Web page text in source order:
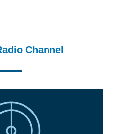
Sevaya
FM
Channel